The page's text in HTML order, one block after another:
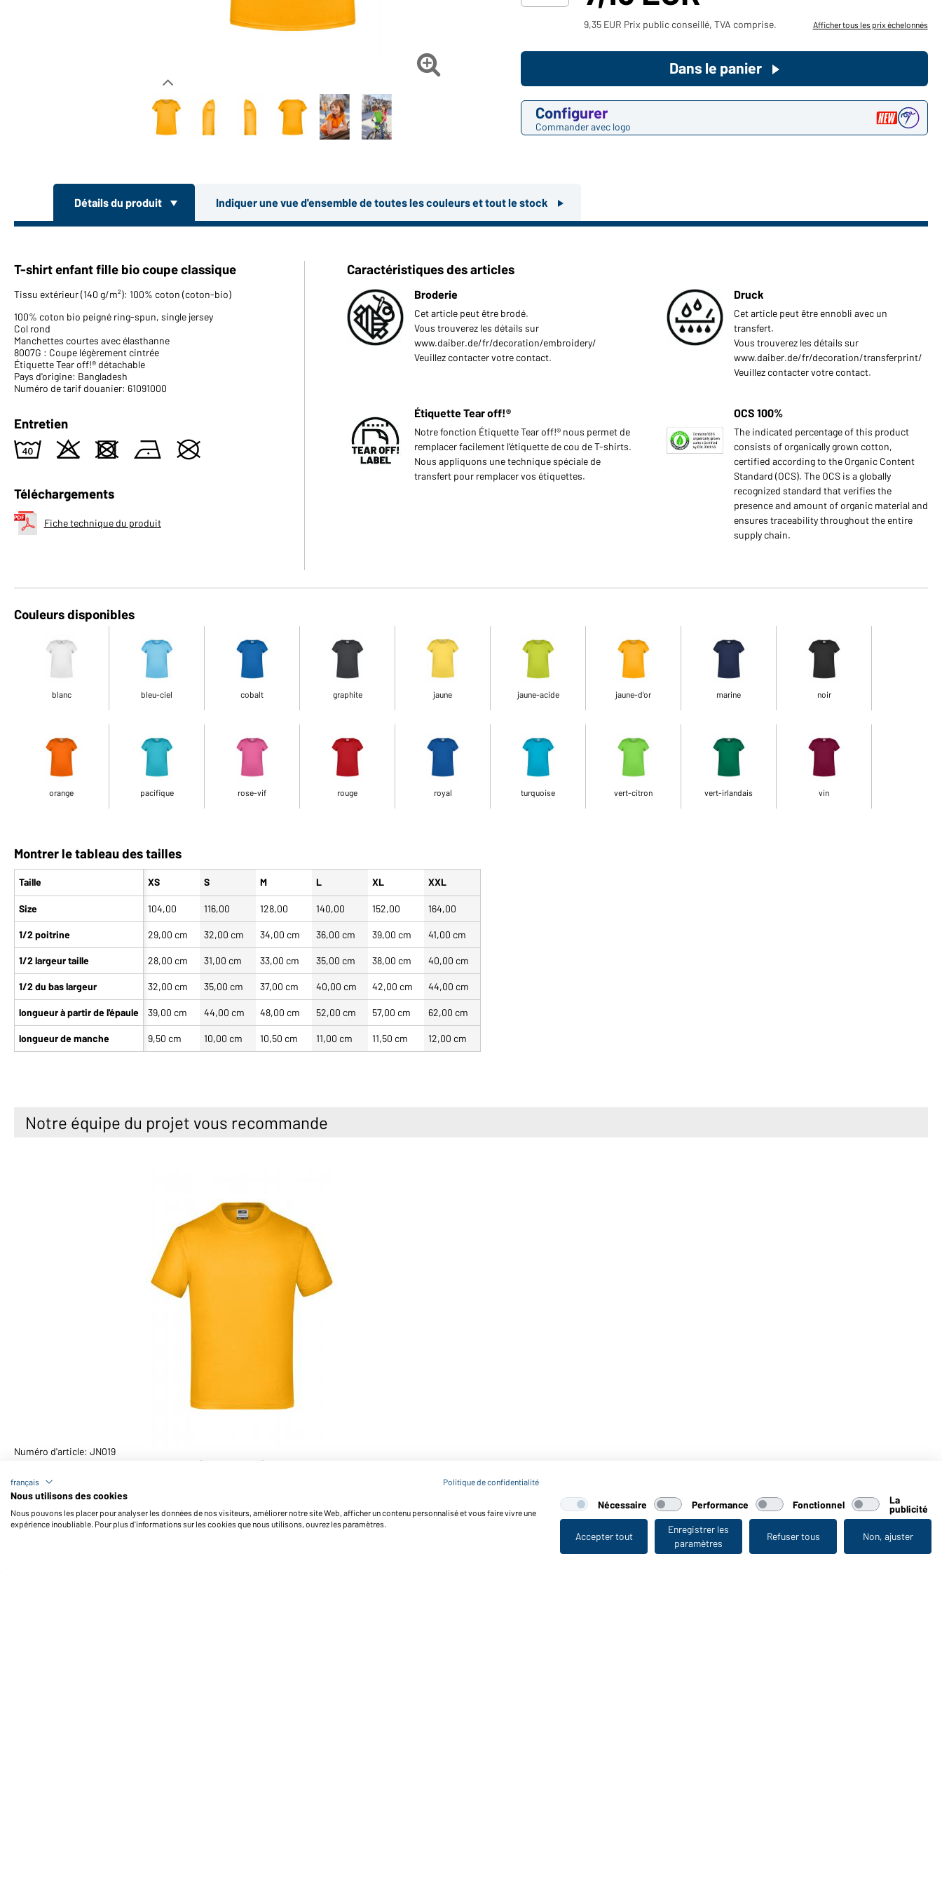
Voudriez-vous acheter des
produits pour votre besoin privé?
Chemin d'accès au shop des

9,35 EUR Prix public conseillé, TVA comprise. Afficher tous les prix échelonnés
Configurer
Commander avec logo
Dans le panier
Détails du produit Indiquer une vue d'ensemble de toutes les couleurs et tout le stock
T-shirt enfant fille bio coupe classique
Tissu extérieur (140 g/m²): 100% coton (coton-bio)
100% coton bio peigné ring-spun, single jersey
Col rond
Manchettes courtes avec élasthanne
8007G : Coupe légèrement cintrée
Étiquette Tear off!® détachable
Pays d'origine: Bangladesh
Numéro de tarif douanier: 61091000
Entretien
8 o d n U
Téléchargements
Fiche technique du produit
Caractéristiques des articles
Broderie
Cet article peut être brodé.
Vous trouverez les détails sur
www.daiber.de/fr/decoration/embroidery/
Veuillez contacter votre contact.
Druck
Cet article peut être ennobli avec un
transfert.
Vous trouverez les détails sur
www.daiber.de/fr/decoration/transferprint/
Veuillez contacter votre contact.
Étiquette Tear off!®
Notre fonction Étiquette Tear off!® nous permet de
remplacer facilement l’étiquette de cou de T-shirts.
Nous appliquons une technique spéciale de
transfert pour remplacer vos étiquettes.
OCS 100%
The indicated percentage of this product
consists of organically grown cotton,
certified according to the Organic Content
Standard (OCS). The OCS is a globally
recognized standard that verifies the
presence and amount of organic material and
ensures traceability throughout the entire
supply chain.
Couleurs disponibles
blanc bleu-ciel cobalt graphite jaune jaune-acide jaune-d'or marine noir
orange pacifique rose-vif rouge royal turquoise vert-citron vert-irlandais vin
Montrer le tableau des tailles
Taille
Size
1/2 poitrine
1/2 largeur taille
1/2 du bas largeur
longueur à partir de l'épaule
longueur de manche
XS S M L XL XXL
104,00 116,00 128,00 140,00 152,00 164,00
29,00 cm 32,00 cm 34,00 cm 36,00 cm 39,00 cm 41,00 cm
28,00 cm 31,00 cm 33,00 cm 35,00 cm 38,00 cm 40,00 cm
32,00 cm 35,00 cm 37,00 cm 40,00 cm 42,00 cm 44,00 cm
39,00 cm 44,00 cm 48,00 cm 52,00 cm 57,00 cm 62,00 cm
9,50 cm 10,00 cm 10,50 cm 11,00 cm 11,50 cm 12,00 cm
Notre équipe du projet vous recommande
Numéro d'article: JN019
T-shirt enfant manches courtes (jaune-d'or)
Vu en dernier
français Politique de confidentialité
Nous utilisons des cookies
Nous pouvons les placer pour analyser les données de nos visiteurs, améliorer notre site Web, afficher un contenu personnalisé et vous faire vivre une
expérience inoubliable. Pour plus d'informations sur les cookies que nous utilisons, ouvrez les paramètres.
Nécessaire Performance Fonctionnel La
publicité
Accepter tout
Enregistrer les
paramètres
Refuser tous Non, ajuster